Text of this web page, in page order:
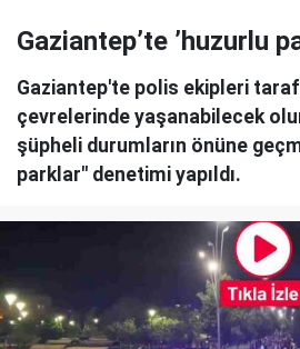
Gaziantep’te ’huzurlu
Gaziantep'te polis ekipleri
çevrelerinde yaşanabilecek
şüpheli durumların önüne
parklar" denetimi yapıldı.